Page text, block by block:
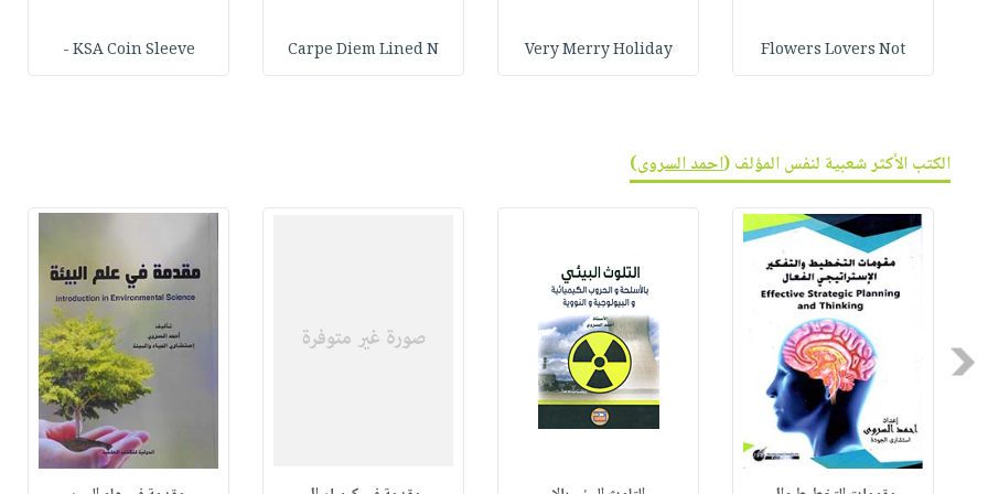
Flowers Lovers Not
Very Merry Holiday
Carpe Diem Lined N
KSA Coin Sleeve -
الكتب الأكثر شعبية لنفس المؤلف (احمد السروى)
Previous